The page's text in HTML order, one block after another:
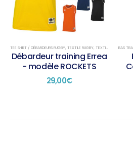
TEE SHIRT / DÉBARDEURS RUGBY, TEXTILE RUGBY, TEXTILE RUGBY TRAINING
Débardeur training Errea
- modèle ROCKETS
29,00€
BAS